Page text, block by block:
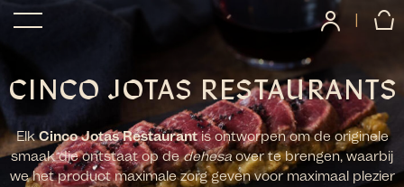
CINCO JOTAS RESTAURANTS
ElkCinco Jotas Restaurantis ontworpen om de originele
smaak die ontstaat op dedehesaover te brengen, waarbij
we het product maximale zorg geven voor maximaal plezier